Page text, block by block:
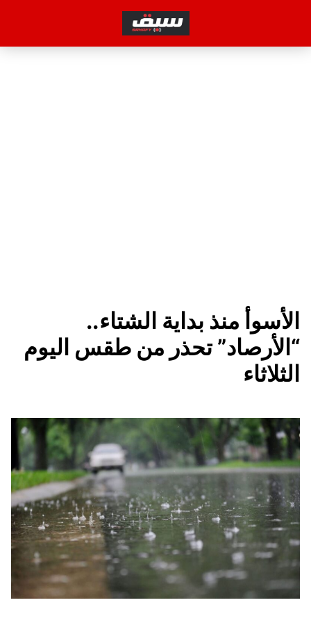
الأسوأ منذ بداية الشتاء..
“الأرصاد” تحذر من طقس اليوم
الثلاثاء